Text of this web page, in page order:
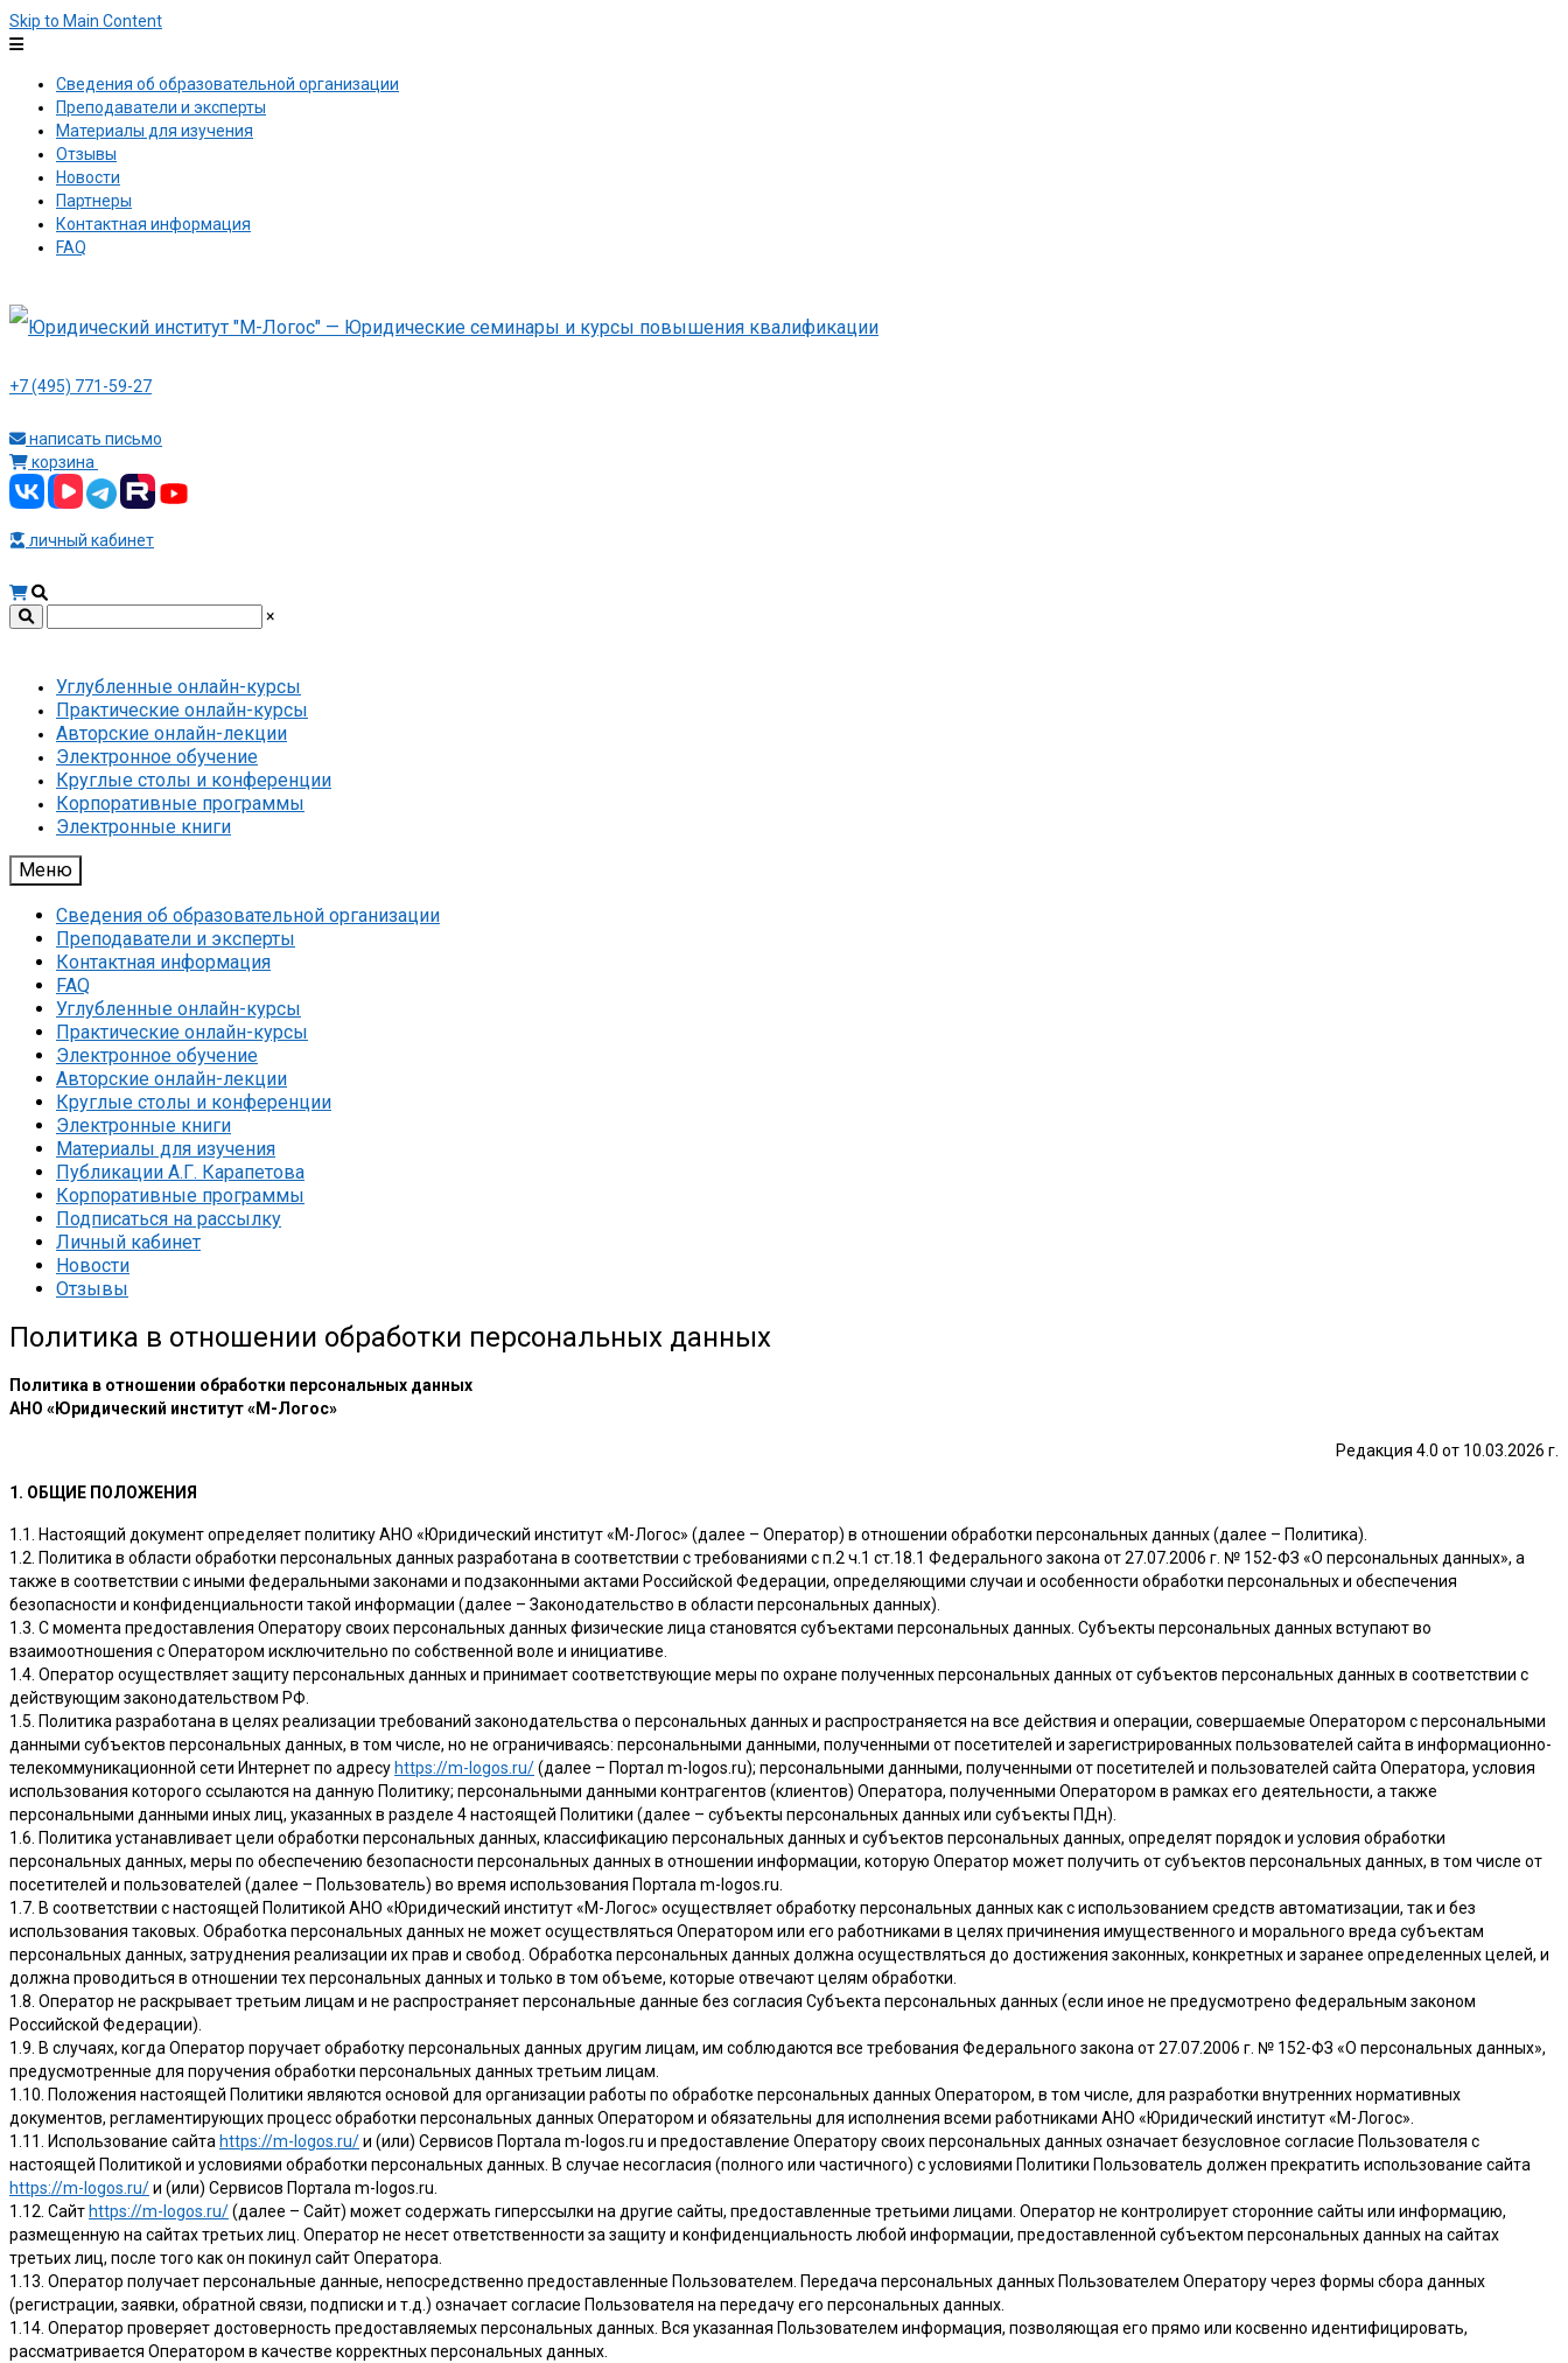
Skip to Main Content
Сведения об образовательной организации
Преподаватели и эксперты
Материалы для изучения
Отзывы
Новости
Партнеры
Контактная информация
FAQ
+7 (495) 771-59-27
написать письмо
корзина
личный кабинет
×
Углубленные онлайн-курсы
Практические онлайн-курсы
Авторские онлайн-лекции
Электронное обучение
Круглые столы и конференции
Корпоративные программы
Электронные книги
Меню
Сведения об образовательной организации
Преподаватели и эксперты
Контактная информация
FAQ
Углубленные онлайн-курсы
Практические онлайн-курсы
Электронное обучение
Авторские онлайн-лекции
Круглые столы и конференции
Электронные книги
Материалы для изучения
Публикации А.Г. Карапетова
Корпоративные программы
Подписаться на рассылку
Личный кабинет
Новости
Отзывы
Политика в отношении обработки персональных данных
Политика в отношении обработки персональных данных
АНО «Юридический институт «М-Логос»
Редакция 4.0 от 10.03.2026 г.
1. ОБЩИЕ ПОЛОЖЕНИЯ
1.1. Настоящий документ определяет политику АНО «Юридический институт «М-Логос» (далее – Оператор) в отношении обработки персональных данных (далее – Политика).
1.2. Политика в области обработки персональных данных разработана в соответствии с требованиями с п.2 ч.1 ст.18.1 Федерального закона от 27.07.2006 г. № 152-ФЗ «О персональных данных», а
также в соответствии с иными федеральными законами и подзаконными актами Российской Федерации, определяющими случаи и особенности обработки персональных и обеспечения
безопасности и конфиденциальности такой информации (далее – Законодательство в области персональных данных).
1.3. С момента предоставления Оператору своих персональных данных физические лица становятся субъектами персональных данных. Субъекты персональных данных вступают во
взаимоотношения с Оператором исключительно по собственной воле и инициативе.
1.4. Оператор осуществляет защиту персональных данных и принимает соответствующие меры по охране полученных персональных данных от субъектов персональных данных в соответствии с
действующим законодательством РФ.
1.5. Политика разработана в целях реализации требований законодательства о персональных данных и распространяется на все действия и операции, совершаемые Оператором с персональными
данными субъектов персональных данных, в том числе, но не ограничиваясь: персональными данными, полученными от посетителей и зарегистрированных пользователей сайта в информационно-
телекоммуникационной сети Интернет по адресу https://m-logos.ru/(далее – Портал m-logos.ru); персональными данными, полученными от посетителей и пользователей сайта Оператора, условия
использования которого ссылаются на данную Политику; персональными данными контрагентов (клиентов) Оператора, полученными Оператором в рамках его деятельности, а также
персональными данными иных лиц, указанных в разделе 4 настоящей Политики (далее – субъекты персональных данных или субъекты ПДн).
1.6. Политика устанавливает цели обработки персональных данных, классификацию персональных данных и субъектов персональных данных, определят порядок и условия обработки
персональных данных, меры по обеспечению безопасности персональных данных в отношении информации, которую Оператор может получить от субъектов персональных данных, в том числе от
посетителей и пользователей (далее – Пользователь) во время использования Портала m-logos.ru.
1.7. В соответствии с настоящей Политикой АНО «Юридический институт «М-Логос» осуществляет обработку персональных данных как с использованием средств автоматизации, так и без
использования таковых. Обработка персональных данных не может осуществляться Оператором или его работниками в целях причинения имущественного и морального вреда субъектам
персональных данных, затруднения реализации их прав и свобод. Обработка персональных данных должна осуществляться до достижения законных, конкретных и заранее определенных целей, и
должна проводиться в отношении тех персональных данных и только в том объеме, которые отвечают целям обработки.
1.8. Оператор не раскрывает третьим лицам и не распространяет персональные данные без согласия Субъекта персональных данных (если иное не предусмотрено федеральным законом
Российской Федерации).
1.9. В случаях, когда Оператор поручает обработку персональных данных другим лицам, им соблюдаются все требования Федерального закона от 27.07.2006 г. № 152-ФЗ «О персональных данных»,
предусмотренные для поручения обработки персональных данных третьим лицам.
1.10. Положения настоящей Политики являются основой для организации работы по обработке персональных данных Оператором, в том числе, для разработки внутренних нормативных
документов, регламентирующих процесс обработки персональных данных Оператором и обязательны для исполнения всеми работниками АНО «Юридический институт «М-Логос».
1.11. Использование сайта https://m-logos.ru/и (или) Сервисов Портала m-logos.ru и предоставление Оператору своих персональных данных означает безусловное согласие Пользователя с
настоящей Политикой и условиями обработки персональных данных. В случае несогласия (полного или частичного) с условиями Политики Пользователь должен прекратить использование сайта
https://m-logos.ru/и (или) Сервисов Портала m-logos.ru.
1.12. Сайт https://m-logos.ru/(далее – Сайт) может содержать гиперссылки на другие сайты, предоставленные третьими лицами. Оператор не контролирует сторонние сайты или информацию,
размещенную на сайтах третьих лиц. Оператор не несет ответственности за защиту и конфиденциальность любой информации, предоставленной субъектом персональных данных на сайтах
третьих лиц, после того как он покинул сайт Оператора.
1.13. Оператор получает персональные данные, непосредственно предоставленные Пользователем. Передача персональных данных Пользователем Оператору через формы сбора данных
(регистрации, заявки, обратной связи, подписки и т.д.) означает согласие Пользователя на передачу его персональных данных.
1.14. Оператор проверяет достоверность предоставляемых персональных данных. Вся указанная Пользователем информация, позволяющая его прямо или косвенно идентифицировать,
рассматривается Оператором в качестве корректных персональных данных.